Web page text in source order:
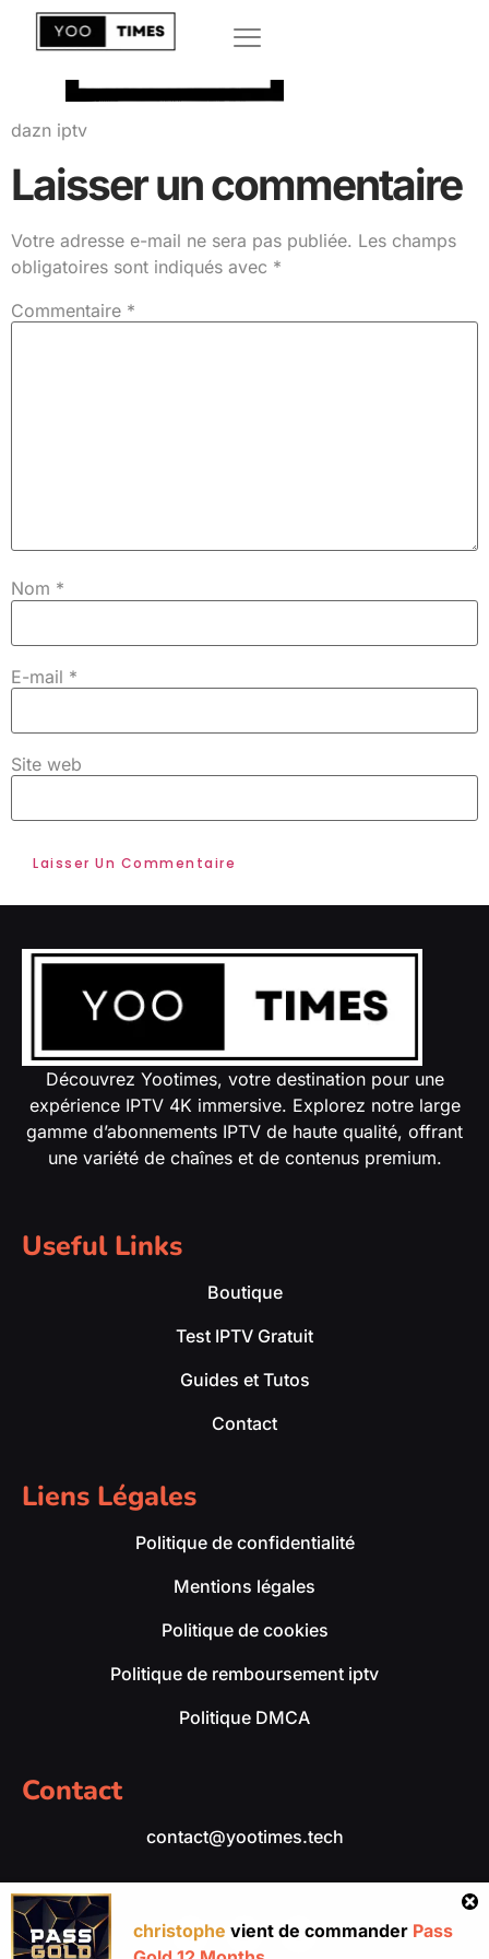
dazn iptv
Laisser un commentaire
Votre adresse e-mail ne sera pas publiée. Les champs
obligatoires sont indiqués avec *
Commentaire *
Nom *
E-mail *
Site web
Découvrez Yootimes, votre destination pour une
expérience IPTV 4K immersive. Explorez notre large
gamme d’abonnements IPTV de haute qualité, offrant
une variété de chaînes et de contenus premium.
Useful Links
Boutique
Test IPTV Gratuit
Guides et Tutos
Contact
Liens Légales
Politique de confidentialité
Mentions légales
Politique de cookies
Politique de remboursement iptv
Politique DMCA
Contact
contact@yootimes.tech
christophe vient de commander Pass